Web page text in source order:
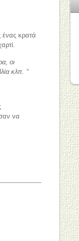
κρατά
οι
κλπ. “
να